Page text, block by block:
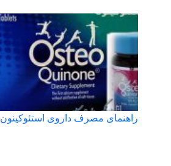
راهنمای مصرف داروی استئوکینون